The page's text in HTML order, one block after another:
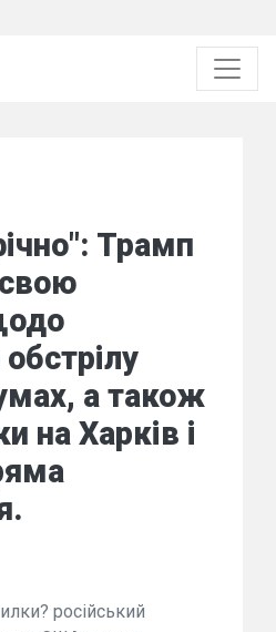
Трамп
а також
на Харків і
російський